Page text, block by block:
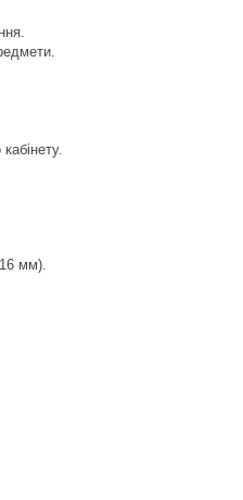
мм).